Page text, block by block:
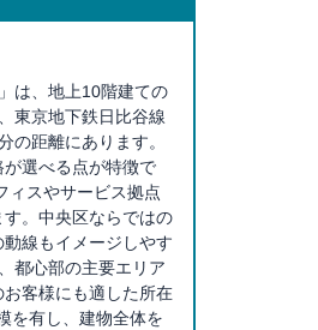
は、地上10階建ての
東京地下鉄日比谷線
の距離にあります。
選べる点が特徴で
ィスやサービス拠点
。中央区ならではの
線もイメージしやす
都心部の主要エリア
客様にも適した所在
を有し、建物全体を